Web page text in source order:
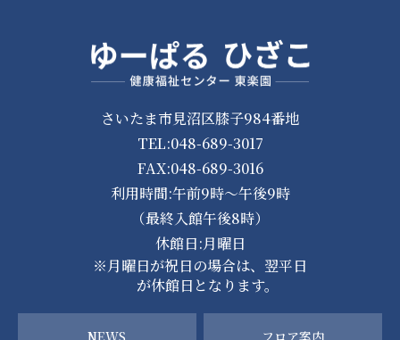
さいたま市見沼区膝子984番地
TEL:048-689-3017
FAX:048-689-3016
利用時間:午前9時～午後9時
（最終入館午後8時）
休館日:月曜日
※月曜日が祝日の場合は、翌平日
が休館日となります。